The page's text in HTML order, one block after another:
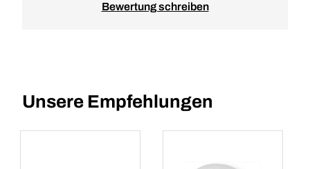
Bewertung schreiben
Unsere Empfehlungen